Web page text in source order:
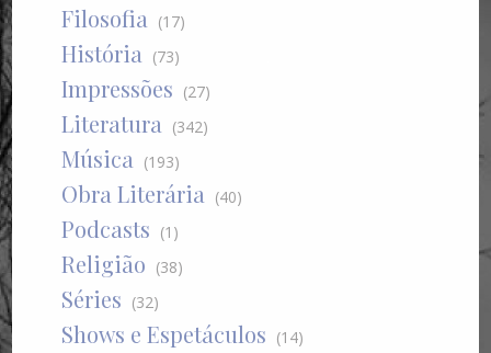
Filosofia (17)
História (73)
Impressões (27)
Literatura (342)
Música (193)
Obra Literária (40)
Podcasts (1)
Religião (38)
Séries (32)
Shows e Espetáculos (14)